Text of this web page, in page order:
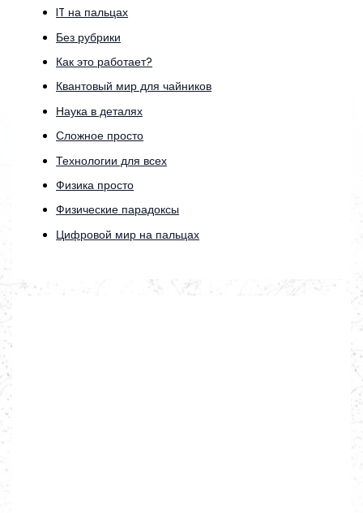
IT на пальцах
Без рубрики
Как это работает?
Квантовый мир для чайников
Наука в деталях
Сложное просто
Технологии для всех
Физика просто
Физические парадоксы
Цифровой мир на пальцах